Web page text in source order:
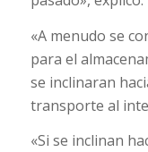
«A menudo se
para el
se inclinaran
transporte al
«Si se inclinan